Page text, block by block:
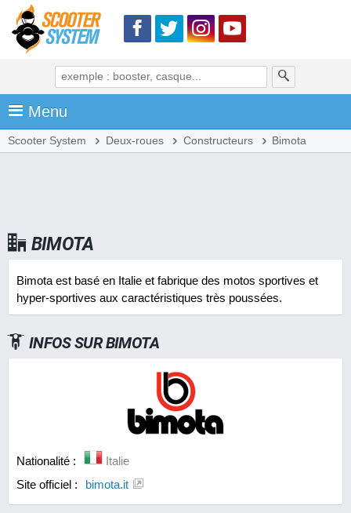
Menu
Scooter System Deux-roues Constructeurs Bimota
BIMOTA
Bimota est basé en Italie et fabrique des motos sportives et
hyper-sportives aux caractéristiques très poussées.
INFOS SURBIMOTA
Nationalité :
Italie
Site officiel :
bimota.it